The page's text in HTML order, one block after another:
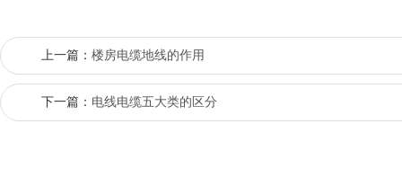
上一篇： 楼房电缆地线的作用
下一篇： 电线电缆五大类的区分